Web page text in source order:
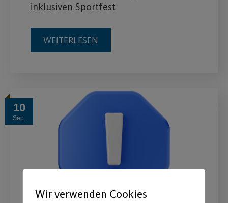
inklusiven Sportfest
WEITERLESEN
10
Sep.
Wir verwenden Cookies